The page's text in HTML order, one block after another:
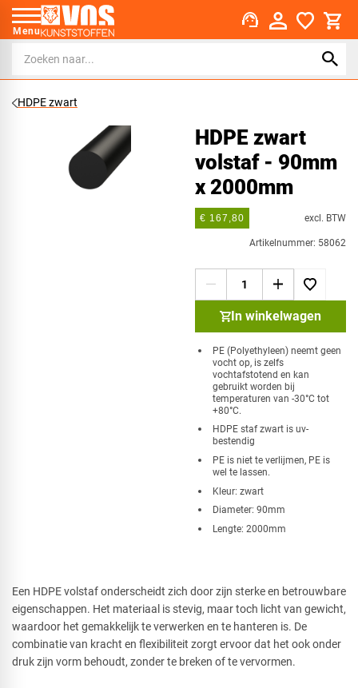
Menu support_agent
HDPE zwart
HDPE zwart
volstaf - 90mm
x 2000mm
€ 167,80 excl. BTW
Artikelnummer: 58062
In winkelwagen
PE (Polyethyleen) neemt geen
vocht op, is zelfs
vochtafstotend en kan
gebruikt worden bij
temperaturen van -30°C tot
+80°C.
HDPE staf zwart is uv-
bestendig
PE is niet te verlijmen, PE is
wel te lassen.
Kleur: zwart
Diameter: 90mm
Lengte: 2000mm
Een HDPE volstaf onderscheidt zich door zijn sterke en betrouwbare
eigenschappen. Het materiaal is stevig, maar toch licht van gewicht,
waardoor het gemakkelijk te verwerken en te hanteren is. De
combinatie van kracht en flexibiliteit zorgt ervoor dat het ook onder
druk zijn vorm behoudt, zonder te breken of te vervormen.